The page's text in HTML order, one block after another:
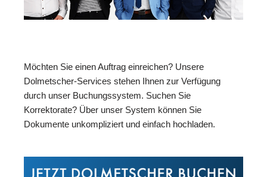
Möchten Sie einen Auftrag einreichen? Unsere
Dolmetscher-Services stehen Ihnen zur Verfügung
durch unser Buchungssystem. Suchen Sie
Korrektorate? Über unser System können Sie
Dokumente unkompliziert und einfach hochladen.